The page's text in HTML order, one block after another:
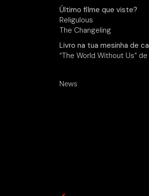
Último filme que viste?
Religulous
The Changeling
Livro na tua mesinha de
“The World Without Us”
News